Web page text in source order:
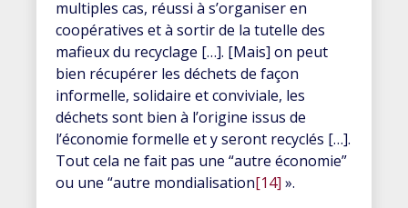
multiples cas, réussi à s’organiser en
coopératives et à sortir de la tutelle des
mafieux du recyclage […]. [Mais] on peut
bien récupérer les déchets de façon
informelle, solidaire et conviviale, les
déchets sont bien à l’origine issus de
l’économie formelle et y seront recyclés […].
Tout cela ne fait pas une “autre économie”
ou une “autre mondialisation[14] ».